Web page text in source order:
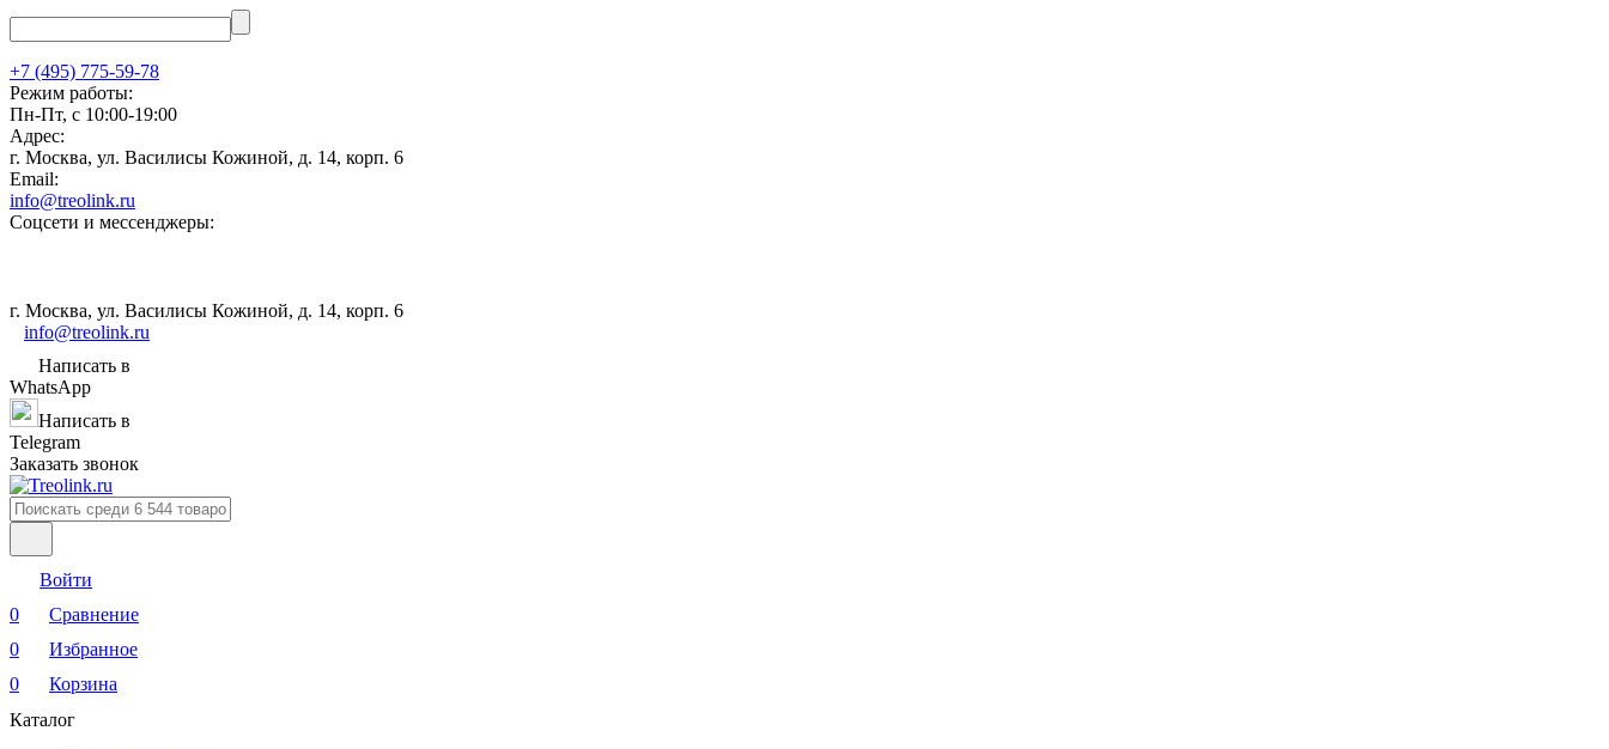
+7 (495) 775-59-78
Режим работы:
Пн-Пт, с 10:00-19:00
Адрес:
г. Москва, ул. Василисы Кожиной, д. 14, корп. 6
Email:
info@treolink.ru
Соцсети и мессенджеры:
г. Москва, ул. Василисы Кожиной, д. 14, корп. 6
info@treolink.ru
Написать в
WhatsApp
Написать в
Telegram
Заказать звонок
Войти
0
Сравнение
0
Избранное
0
Корзина
Каталог